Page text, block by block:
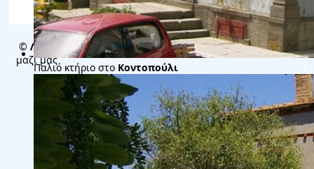
Παλιό κτήριο στο Κοντοπούλι